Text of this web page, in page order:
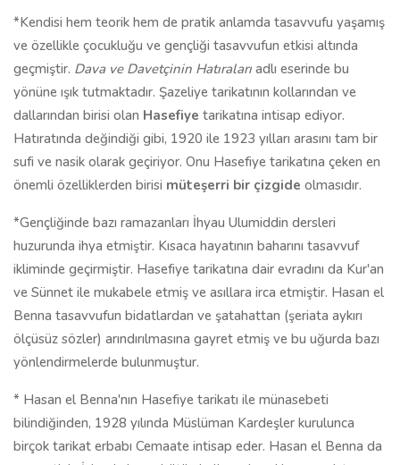
*Kendisi hem teorik hem de pratik anlamda tasavvufu yaşamış
ve özellikle çocukluğu ve gençliği tasavvufun etkisi altında
geçmiştir. Dava ve Davetçinin Hatıraları adlı eserinde bu
yönüne ışık tutmaktadır. Şazeliye tarikatının kollarından ve
dallarından birisi olan Hasefiye tarikatına intisap ediyor.
Hatıratında değindiği gibi, 1920 ile 1923 yılları arasını tam bir
sufi ve nasik olarak geçiriyor. Onu Hasefiye tarikatına çeken en
önemli özelliklerden birisi müteşerri bir çizgide olmasıdır.
*Gençliğinde bazı ramazanları İhyau Ulumiddin dersleri
huzurunda ihya etmiştir. Kısaca hayatının baharını tasavvuf
ikliminde geçirmiştir. Hasefiye tarikatına dair evradını da Kur'an
ve Sünnet ile mukabele etmiş ve asıllara irca etmiştir. Hasan el
Benna tasavvufun bidatlardan ve şatahattan (şeriata aykırı
ölçüsüz sözler) arındırılmasına gayret etmiş ve bu uğurda bazı
yönlendirmelerde bulunmuştur.
* Hasan el Benna'nın Hasefiye tarikatı ile münasebeti
bilindiğinden, 1928 yılında Müslüman Kardeşler kurulunca
birçok tarikat erbabı Cemaate intisap eder. Hasan el Benna da